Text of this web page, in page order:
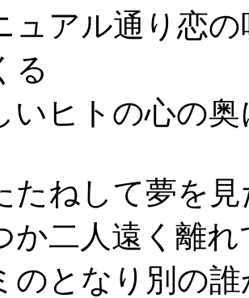
ュアル通り恋
る
いヒトの心の
たねして夢を
か二人遠く離れ
のとなり別の誰